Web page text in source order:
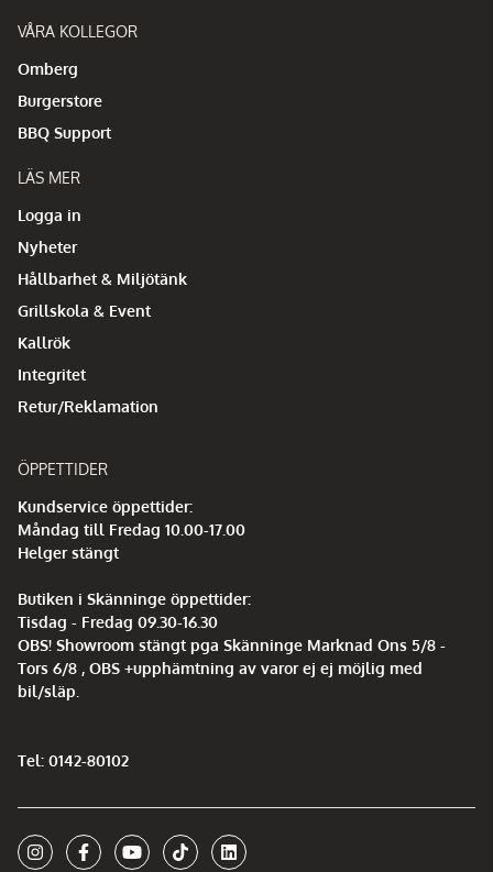
VÅRA KOLLEGOR
Omberg
Burgerstore
BBQ Support
LÄS MER
Logga in
Nyheter
Hållbarhet & Miljötänk
Grillskola & Event
Kallrök
Integritet
Retur/Reklamation
ÖPPETTIDER
Kundservice öppettider:
Måndag till Fredag 10.00-17.00
Helger stängt
Butiken i Skänninge öppettider:
Tisdag - Fredag 09.30-16.30
OBS! Showroom stängt pga Skänninge Marknad Ons 5/8 -
Tors 6/8 , OBS +upphämtning av varor ej ej möjlig med
bil/släp.
Tel: 0142-80102